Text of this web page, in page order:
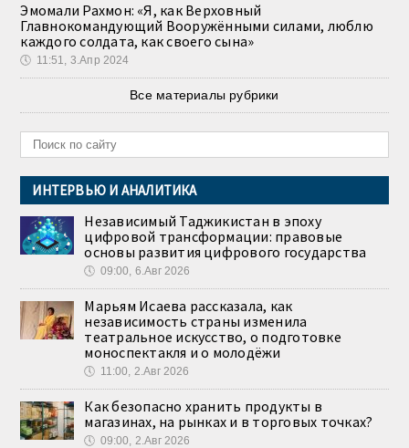
Эмомали Рахмон: «Я, как Верховный
Главнокомандующий Вооружёнными силами, люблю
каждого солдата, как своего сына»
🕔 11:51, 3.Апр 2024
Все материалы рубрики
ИНТЕРВЬЮ И АНАЛИТИКА
Независимый Таджикистан в эпоху
цифровой трансформации: правовые
основы развития цифрового государства
🕔 09:00, 6.Авг 2026
Марьям Исаева рассказала, как
независимость страны изменила
театральное искусство, о подготовке
моноспектакля и о молодёжи
🕔 11:00, 2.Авг 2026
Как безопасно хранить продукты в
магазинах, на рынках и в торговых точках?
🕔 09:00, 2.Авг 2026